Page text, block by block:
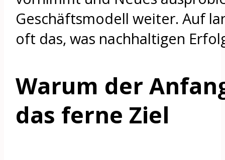
Geschäftsmodell weiter. Auf
oft das, was nachhaltigen
Warum der
das ferne Ziel